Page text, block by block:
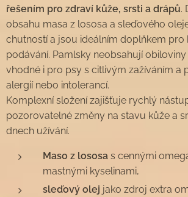
řešením pro zdraví kůže, srsti a drápů.
obsahu masa z lososa a sleďového
chutností a jsou ideálním doplňkem pro
podávání. Pamlsky neobsahují
vhodné i pro psy s citlivým zažíváním a
alergií nebo intolerancí.
Komplexní složení zajišťuje rychlý
pozorovatelné změny na stavu kůže a
dnech užívání.
Maso z lososa s cennými
mastnými kyselinami,
sleďový olej jako zdroj extra